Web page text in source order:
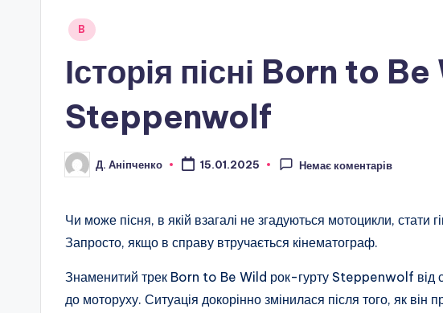
Опубліковано
B
Історія пісні Born to
Steppenwolf
Опубліковано
Д. Аніпченко 15.01.2025 Немає коментарів
Чи може пісня, в якій взагалі не згадуються мотоцикли, стати
Запросто, якщо в справу втручається кінематограф.
Знаменитий трек Born to Be Wild рок-гурту Steppenwolf від
до моторуху. Ситуація докорінно змінилася після того, як він